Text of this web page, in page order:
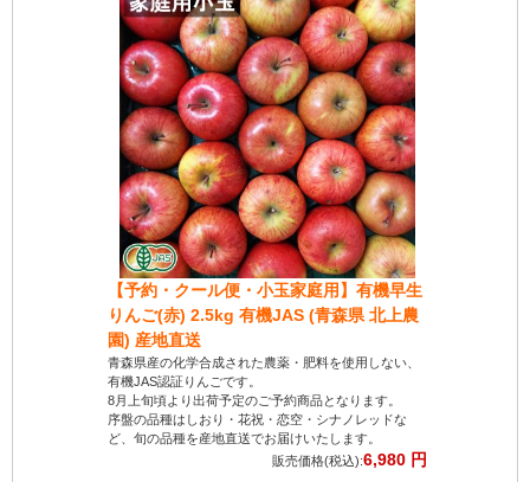
【予約・クール便・小玉家庭用】有機早生
りんご(赤) 2.5kg 有機JAS (青森県 北上農
園) 産地直送
青森県産の化学合成された農薬・肥料を使用しない、
有機JAS認証りんごです。
8月上旬頃より出荷予定のご予約商品となります。
序盤の品種はしおり・花祝・恋空・シナノレッドな
ど、旬の品種を産地直送でお届けいたします。
販売価格(税込):6,980 円